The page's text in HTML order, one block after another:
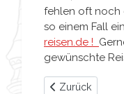
fehlen oft noch
so einem Fall
reisen.de !
gewünschte
Vorheriger
Zurück